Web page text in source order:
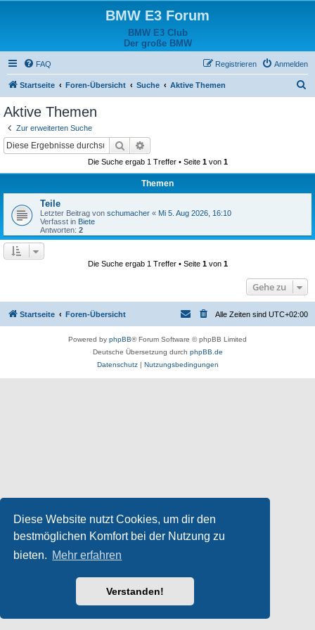
Diese Website nutzt Cookies, um dir den
bestmöglichen Komfort bei der Nutzung zu
bieten. Mehr erfahren
Verstanden!
BMW E3 Forum
BMW E3 Club
Der große BMW
FAQ Anmelden
Registrieren
Startseite Foren-Übersicht Suche Aktive Themen
Aktive Themen
Zur erweiterten Suche
Suche
Die Suche ergab 1 Treffer • Seite 1von 1
Themen
Teile
Letzter Beitrag von schumacher « Mi 5. Aug 2026, 16:10
Verfasst in Biete
Antworten: 2
Die Suche ergab 1 Treffer • Seite 1von 1
Gehe zu
Startseite Foren-Übersicht Alle Zeiten sind UTC+02:00
Powered by phpBB® Forum Software © phpBB Limited
Deutsche Übersetzung durch phpBB.de
Datenschutz| Nutzungsbedingungen